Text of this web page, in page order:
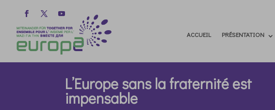
ACCUEIL PRÉSENTATION
L’Europe sans la fraternité est
impensable